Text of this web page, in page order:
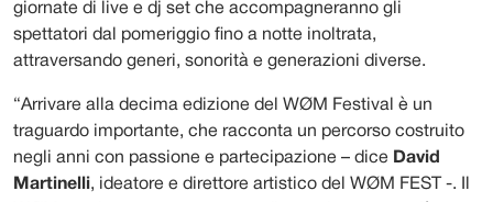
giornate di live e dj set che accompagneranno gli
spettatori dal pomeriggio fino a notte inoltrata,
attraversando generi, sonorità e generazioni diverse.
“Arrivare alla decima edizione del WØM Festival è un
traguardo importante, che racconta un percorso costruito
negli anni con passione e partecipazione – dice David
Martinelli, ideatore e direttore artistico del WØM FEST
-. Il